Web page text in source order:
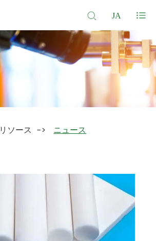
JA
リソース ニュース